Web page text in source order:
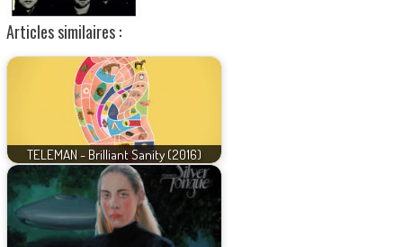
Articles similaires :
TELEMAN - Brilliant Sanity (2016)